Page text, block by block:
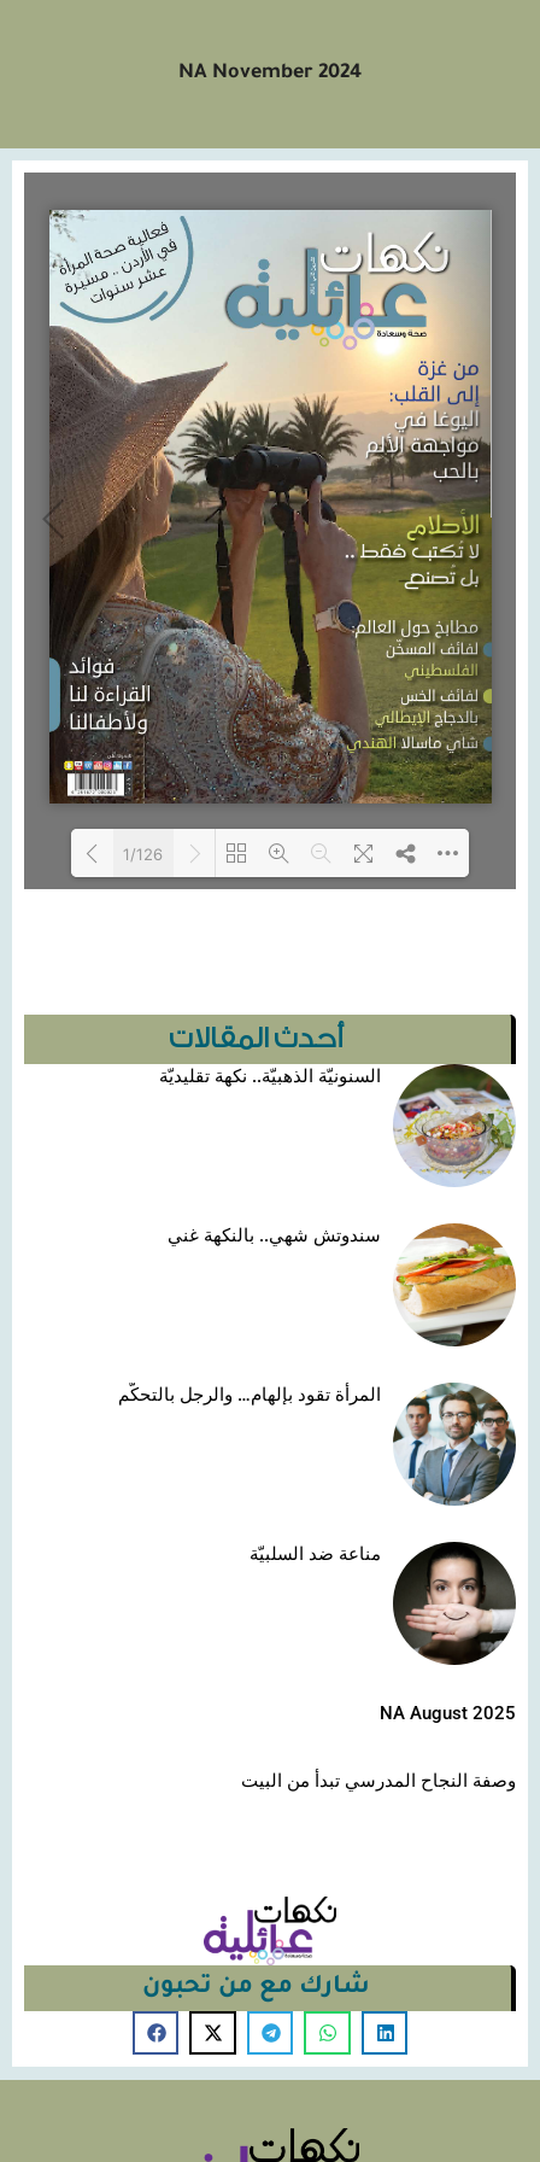
NA November 2024
أحدث المقالات
السنونيّة الذهبيّة.. نكهة تقليديّة
سندوتش شهي.. بالنكهة غني
المرأة تقود بإلهام… والرجل بالتحكّم
مناعة ضد السلبيّة
NA August 2025
وصفة النجاح المدرسي تبدأ من البيت
شارك مع من تحبون
1/126